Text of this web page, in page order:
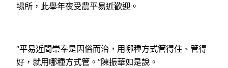
場所，此舉年夜受農平易近歡迎。
“平易近間崇奉是因俗而治，用哪種方式管得住、管得
好，就用哪種方式管。”陳振華如是說。